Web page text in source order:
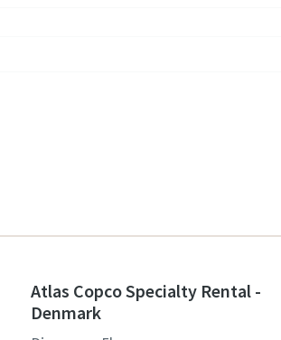
Atlas Copco Specialty Rental -
Denmark